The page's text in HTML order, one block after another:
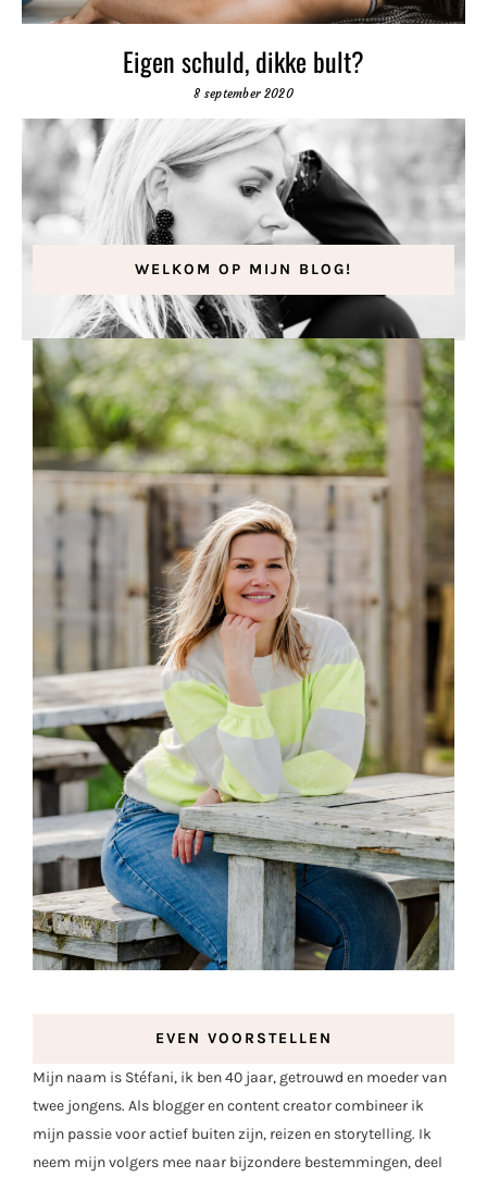
Eigen schuld, dikke bult?
8 september 2020
Traumatische tropenjaren
7 oktober 2020
WELKOM OP MIJN BLOG!
EVEN VOORSTELLEN
Mijn naam is Stéfani, ik ben 40 jaar, getrouwd en moeder van
twee jongens. Als blogger en content creator combineer ik
mijn passie voor actief buiten zijn, reizen en storytelling. Ik
neem mijn volgers mee naar bijzondere bestemmingen, deel